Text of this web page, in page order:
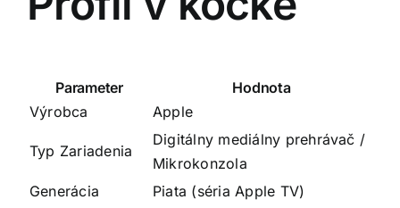
Parameter
Hodnota
Výrobca
Apple
Typ Zariadenia
Digitálny mediálny prehrávač /
Mikrokonzola
Generácia
Piata (séria Apple TV)